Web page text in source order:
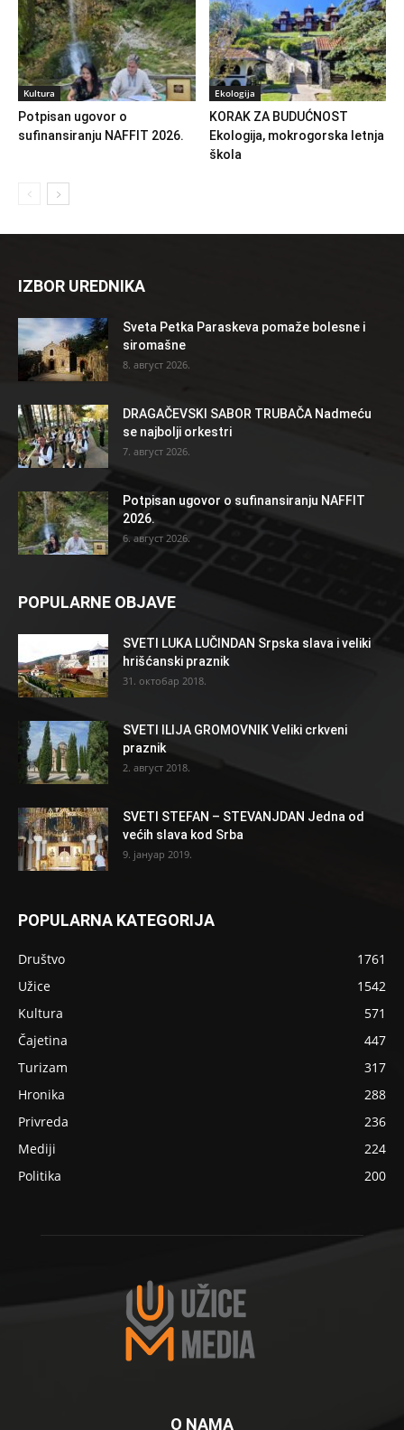
Kultura
Potpisan ugovor o
sufinansiranju NAFFIT 2026.
Ekologija
KORAK ZA BUDUĆNOST
Ekologija, mokrogorska letnja
škola
IZBOR UREDNIKA
Sveta Petka Paraskeva pomaže bolesne i
siromašne
8. август 2026.
DRAGAČEVSKI SABOR TRUBAČA Nadmeću
se najbolji orkestri
7. август 2026.
Potpisan ugovor o sufinansiranju NAFFIT
2026.
6. август 2026.
POPULARNE OBJAVE
SVETI LUKA LUČINDAN Srpska slava i veliki
hrišćanski praznik
31. октобар 2018.
SVETI ILIJA GROMOVNIK Veliki crkveni
praznik
2. август 2018.
SVETI STEFAN – STEVANJDAN Jedna od
većih slava kod Srba
9. јануар 2019.
POPULARNA KATEGORIJA
Društvo
1761
Užice
1542
Kultura
571
Čajetina
447
Turizam
317
Hronika
288
Privreda
236
Mediji
224
Politika
200
O NAMA